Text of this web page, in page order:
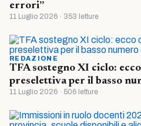
errori”
11 Luglio 2026 · 353 letture
REDAZIONE
TFA sostegno XI ciclo:
preselettiva per il basso
11 Luglio 2026 · 506 letture